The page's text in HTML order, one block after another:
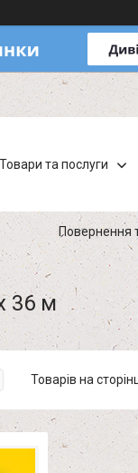
Товари та послуги
Повернення
36 м